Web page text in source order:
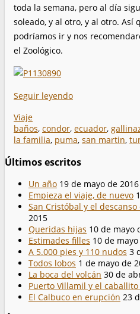
toda la semana, pero al día
soleado, y al otro, y al otro. Así
podríamos ir y nos
el Zoológico.
Seguir leyendo
Viaje
baños, condor, ecuador,
la familia, puma, san martin,
Últimos escritos
Un año 19 de mayo de 2016
Empieza el viaje, de nuevo
San Cristóbal y el
2015
Queridas hijas 10 de mayo
Estimades filles 10 de
A 5.000 pies y 110 nudos 3
Todos lobos 1 de mayo de
La boca del volcán 30 de
Puerto Villamil y el
El Calbuco en erupción 23